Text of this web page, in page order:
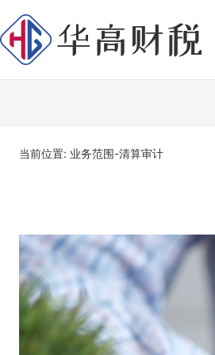
当前位置: 业务范围-清算审计